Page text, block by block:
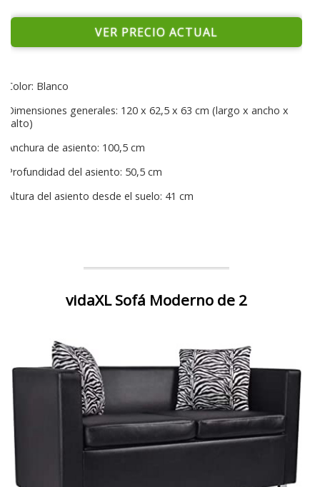
VER PRECIO ACTUAL
Color: Blanco
Dimensiones generales: 120 x 62,5 x 63 cm (largo x ancho x
alto)
Anchura de asiento: 100,5 cm
Profundidad del asiento: 50,5 cm
Altura del asiento desde el suelo: 41 cm
vidaXL Sofá Moderno de 2